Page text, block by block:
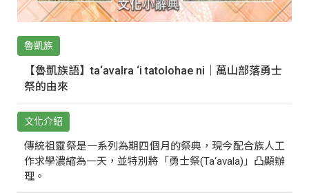
魯凱族
【魯凱族語】ta‘avalra ‘i tatolohae ni｜萬山部落勇士
祭的由來
文化介紹
傳統祖靈祭是一系列為期四個月的祭典，現今配合族人工
作求學濃縮為一天，並特別將「勇士祭(Ta‘avala)」凸顯辦
理。